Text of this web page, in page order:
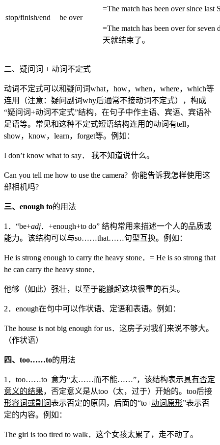
stop/finish/end be over
=The match has been over since last
=The match has been over for
天就结束了。
二、疑问词 + 动词不定式
动词不定式可以和疑问词what，how，when，where，which等
连用（注意：疑问副词why后通常不接动词不定式），构成
“疑问词+动词不定式”结构，在句子中作主语、宾语、宾语补
足语等。常见和这种不定式短语结构连用的动词有tell，
show，know，learn，forget等。例如：
I don’t know what to say． 我不知道说什么。
Can you tell me how to use the camera? 你能告诉我怎样使用这
部相机吗?
三、 enough to的用法
1．“be+adj．+enough+to do” 结构常用来描述一个人的品质或
能力。该结构可以与so……that……句型互换。例如：
He is strong enough to carry the heavy stone．= He is so strong that
he can carry the heavy stone．
他够（如此）强壮，以至于能搬起这块很重的石头。
2．enough在句中可以作状语、定语和表语。例如：
The house is not big enough for us．这房子对我们来说不够大。
（作状语）
四、 too……to的用法
1．too……to 意为“太……而不能……”，该结构表示具有否定
意义的结果，否定意义是从too（太，过于）开始的。too后接
形容词或副词表示否定的原因，后面的“to+动词原形”表示否
定的内容。例如：
The girl is too tired to walk．这个女孩太累了，走不动了。